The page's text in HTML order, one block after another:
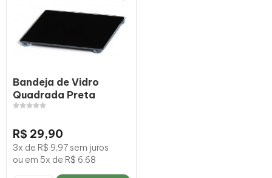
Bandeja de Vidro
Quadrada Preta
R$ 29,90
3x de R$ 9,97 sem juros
ou em 5x de R$ 6,68